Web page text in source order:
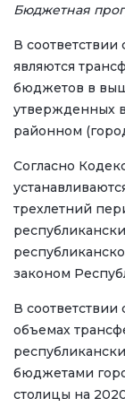
Бюджетная
В
являются
бюджетов в
утвержденных
районном
Согласно
трехлетний
законом
В соответствии
объемах
бюджетами
столицы на